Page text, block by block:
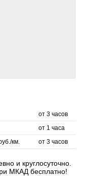
от 3 часов
от 1 часа
км. от 3 часов
и круглосуточно.
МКАД бесплатно!